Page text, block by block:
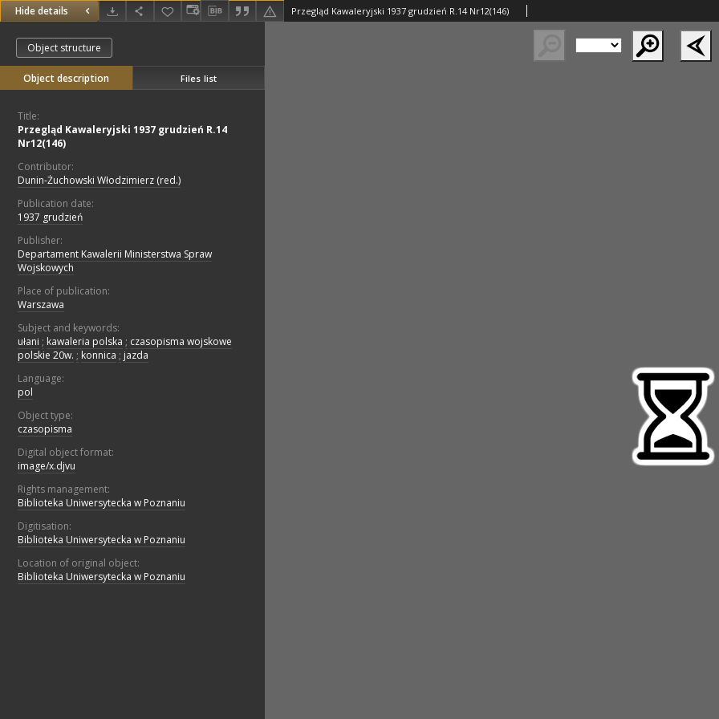
Hide details Przegląd Kawaleryjski 1937 grudzień R.14 Nr12(146)
Object structure
Object description Files list
Title:
Przegląd Kawaleryjski 1937 grudzień R.14
Nr12(146)
Contributor:
Dunin-Żuchowski Włodzimierz (red.)
Publication date:
1937 grudzień
Publisher:
Departament Kawalerii Ministerstwa Spraw
Wojskowych
Place of publication:
Warszawa
Subject and keywords:
ułani ; kawaleria polska ; czasopisma wojskowe
polskie 20w. ; konnica ; jazda
Language:
pol
Object type:
czasopisma
Digital object format:
image/x.djvu
Rights management:
Biblioteka Uniwersytecka w Poznaniu
Digitisation:
Biblioteka Uniwersytecka w Poznaniu
Location of original object:
Biblioteka Uniwersytecka w Poznaniu